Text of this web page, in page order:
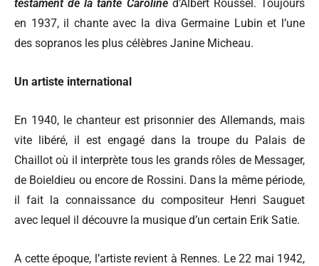
testament de la tante Carolined’Albert Roussel. Toujours
en 1937, il chante avec la diva Germaine Lubin et l’une
des sopranos les plus célèbres Janine Micheau.
Un artiste international
En 1940, le chanteur est prisonnier des Allemands, mais
vite libéré, il est engagé dans la troupe du Palais de
Chaillot où il interprète tous les grands rôles de Messager,
de Boieldieu ou encore de Rossini. Dans la même période,
il fait la connaissance du compositeur Henri Sauguet
avec lequel il découvre la musique d’un certain Erik Satie.
A cette époque, l’artiste revient à Rennes. Le 22 mai 1942,